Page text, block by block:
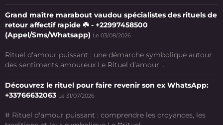
Grand maître marabout vaudou spécialistes des rituels de
retour affectif rapide ☘️ - +22997458500
(Appel/Sms/Whatsapp) Le 03/08/2026
Rituel d'amour puissant : une démarche symbolique autour
des sentiments amoureux Le Rituel d'amour ...
Découvrez le rituel pour faire revenir son ex WhatsApp:
+33766632063 Le 31/07/2026
# Rituel d'amour puissant : comprendre les croyances, les